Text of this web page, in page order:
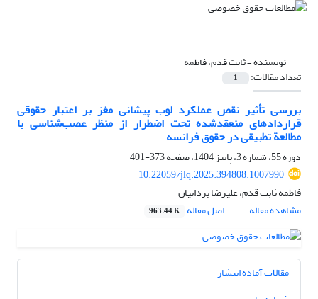
نویسنده =ثابت قدم، فاطمه
تعداد مقالات: 1
بررسی تأثیر نقص عملکرد لوب پیشانی مغز بر اعتبار حقوقی
قراردادهای منعقدشده تحت اضطرار از منظر عصب‌شناسی با
مطالعة تطبیقی در حقوق فرانسه
دوره 55، شماره 3، پاییز 1404، صفحه
373-401
10.22059/jlq.2025.394808.1007990
فاطمه ثابت قدم، علیرضا یزدانیان
مشاهده مقاله
اصل مقاله 963.44 K
مقالات آماده انتشار